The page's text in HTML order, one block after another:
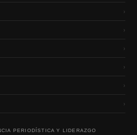
›
›
›
›
›
›
PERIODÍSTICA Y LIDERAZGO